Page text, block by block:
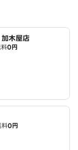
木屋店
0円
0円